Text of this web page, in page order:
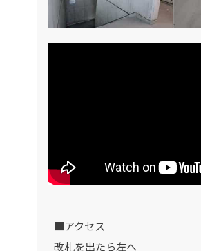
■アクセス
改札を出たら左へ